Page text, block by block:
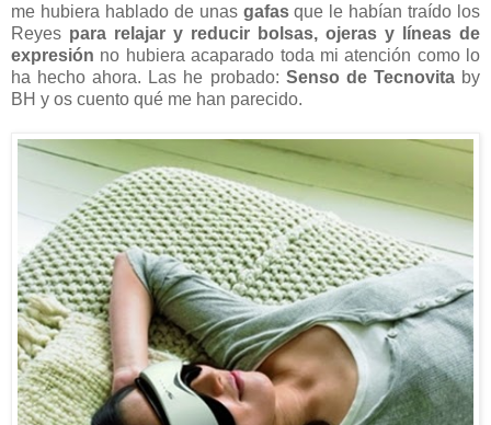
me hubiera hablado de unas gafasque le habían traído los
Reyes para relajar y reducir bolsas, ojeras y líneas de
expresión no hubiera acaparado toda mi atención como lo
ha hecho ahora. Las he probado: Senso de Tecnovitaby
BH y os cuento qué me han parecido.